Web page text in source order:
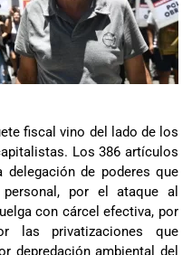
fiscal vino del lado de los
Los 386 artículos
de poderes que
por el ataque al
con cárcel efectiva, por
las privatizaciones que
depredación ambiental del